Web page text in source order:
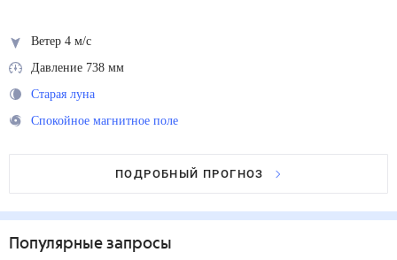
Ветер 4 м/с
Давление 738 мм
Старая луна
Спокойное магнитное поле
ПОДРОБНЫЙ ПРОГНОЗ
Популярные запросы